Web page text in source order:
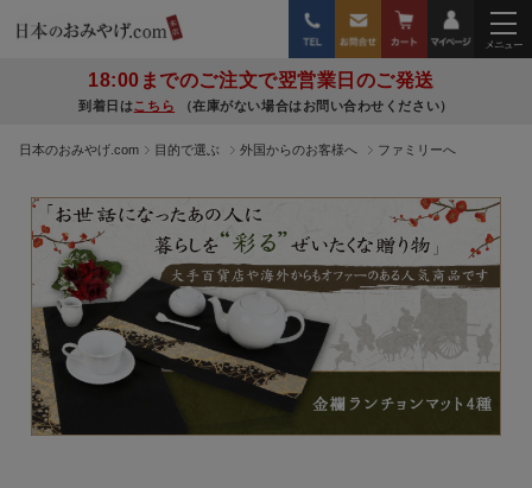
18:00までのご注文で翌営業日のご発送
到着日はこちら （在庫がない場合はお問い合わせください）
日本のおみやげ.com 目的で選ぶ 外国からのお客様へ ファミリーへ